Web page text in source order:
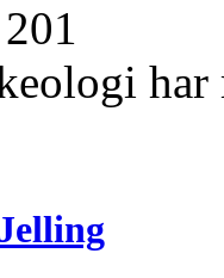
har